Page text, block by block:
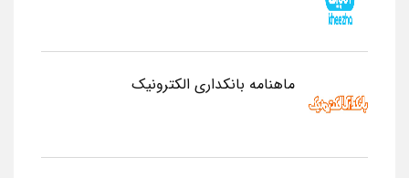
ماهنامه بانکداری الکترونیک